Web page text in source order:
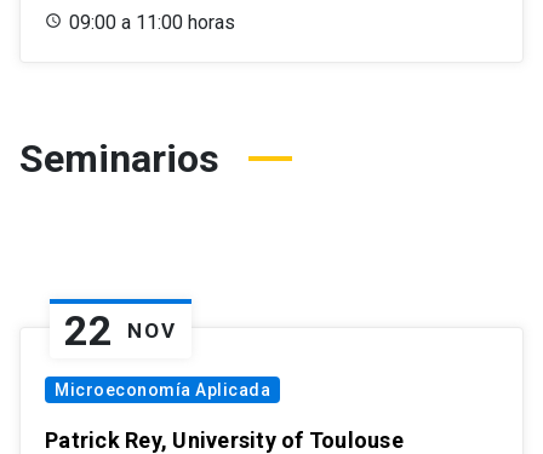
09:00 a 11:00 horas
Seminarios
22 NOV
Microeconomía Aplicada
Patrick Rey, University of Toulouse